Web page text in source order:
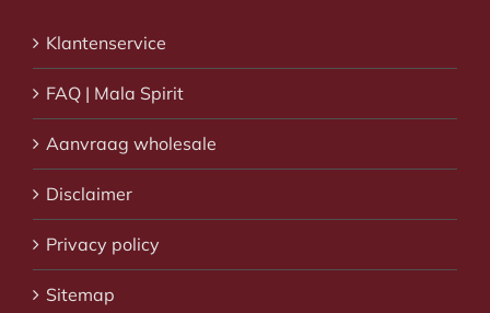
Klantenservice
FAQ | Mala Spirit
Aanvraag wholesale
Disclaimer
Privacy policy
Sitemap